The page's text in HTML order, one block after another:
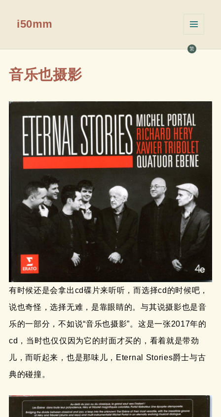
繁
i50mm
挂件
音乐也摄影
有时候还是会拿出cd碟片来听听，而选择cd的时候吧，
说也奇怪，选择无难，是靠眼睛的。与其说摄影也是音
乐的一部分，不如说“音乐也摄影”。这是一张2017年的
cd，当时也仅仅因为它的封面才买的，看着就是带劲
儿，而听起来，也是那味儿，Eternal Stories爵士与古
典的碰撞。